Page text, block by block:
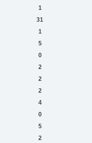
1
31
1
5
0
2
2
2
4
0
5
2